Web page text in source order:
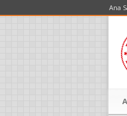
Ana